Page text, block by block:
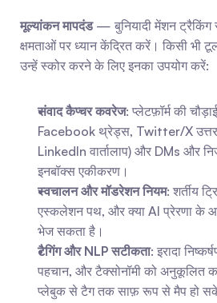
मूल्यांकन मापदंड — बुनियादी मेंशन ट्रैकिंग से
क्षमताओं पर ध्यान केंद्रित करें। किसी भी
उन्हें स्कोर करने के लिए इनका उपयोग करें:
संवाद कैप्चर कवरेज: प्लेटफ़ॉर्म की
Facebook थ्रेड्स, Twitter/X उत्तर,
LinkedIn वार्तालाप) और DMs और
इनबॉक्स एकीकरण।
स्वचालन और मॉडरेशन नियम: शर्तीय
एस्कलेशन पथ, और क्या AI प्रेरणा के
भेज सकता है।
टैगिंग और NLP सटीकता: इरादा
पहचान, और टैक्सोनॉमी को अनुकूलित
प्लेबुक से टैग तक साफ़ रूप से मैप हो